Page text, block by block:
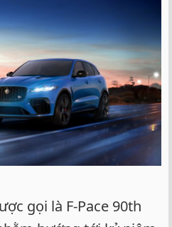
gọi là F-Pace 90th